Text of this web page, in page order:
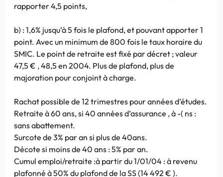
rapporter 4,5 points,
b) : 1,6% jusqu’à 5 fois le plafond, et pouvant apporter 1
point. Avec un minimum de 800 fois le taux horaire du
SMIC. Le point de retraite est fixé par décret ; valeur
47,5 € , 48,5 en 2004. Plus de plafond, plus de
majoration pour conjoint à charge.
Rachat possible de 12 trimestres pour années d’études.
Retraite à 60 ans, si 40 années d’assurance , à -( ns :
sans abattement.
Surcote de 3% par an si plus de 40ans.
Décote si moins de 40 ans : 5% par an.
Cumul emploi/retraite :à partir du 1/01/04 : à revenu
plafonné à 50% du plafond de la SS (14 492 € ).